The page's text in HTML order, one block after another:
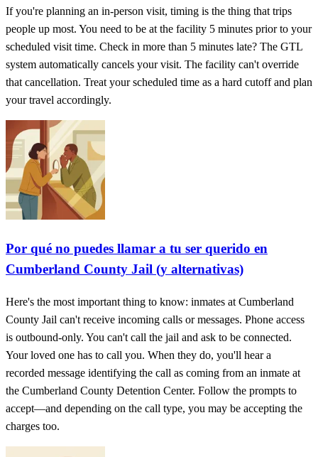
If you're planning an in-person visit, timing is the thing that trips
people up most. You need to be at the facility 5 minutes prior to your
scheduled visit time. Check in more than 5 minutes late? The GTL
system automatically cancels your visit. The facility can't override
that cancellation. Treat your scheduled time as a hard cutoff and plan
your travel accordingly.
Por qué no puedes llamar a tu ser querido en
Cumberland County Jail (y alternativas)
Here's the most important thing to know: inmates at Cumberland
County Jail can't receive incoming calls or messages. Phone access
is outbound-only. You can't call the jail and ask to be connected.
Your loved one has to call you. When they do, you'll hear a
recorded message identifying the call as coming from an inmate at
the Cumberland County Detention Center. Follow the prompts to
accept—and depending on the call type, you may be accepting the
charges too.